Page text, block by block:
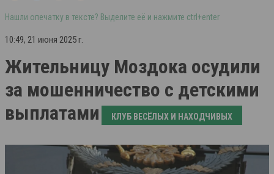
Нашли опечатку в тексте? Выделите её и нажмите ctrl+enter
10:49, 21 июня 2025 г.
Жительницу Моздока осудили
за мошенничество с детскими
выплатами
КЛУБ ВЕСЁЛЫХ И НАХОДЧИВЫХ